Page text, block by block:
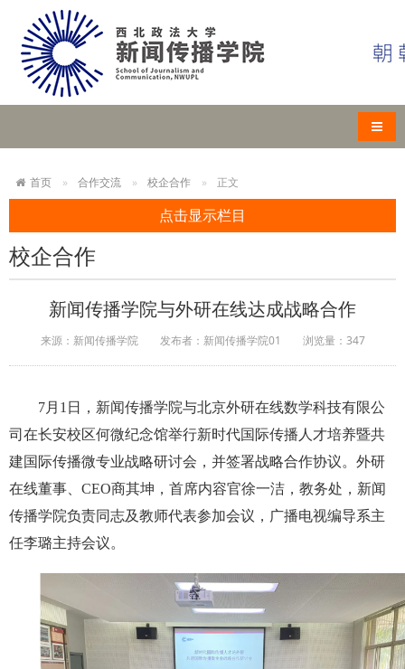
导航
首页 合作交流 校企合作 正文
点击显示栏目
校企合作
新闻传播学院与外研在线达成战略合作
来源：新闻传播学院 发布者：新闻传播学院01 浏览量： 347
7月1日，新闻传播学院与北京外研在线数学科技有限公
司在长安校区何微纪念馆举行新时代国际传播人才培养暨共
建国际传播微专业战略研讨会，并签署战略合作协议。外研
在线董事、CEO商其坤，首席内容官徐一洁，教务处，新闻
传播学院负责同志及教师代表参加会议，广播电视编导系主
任李璐主持会议。